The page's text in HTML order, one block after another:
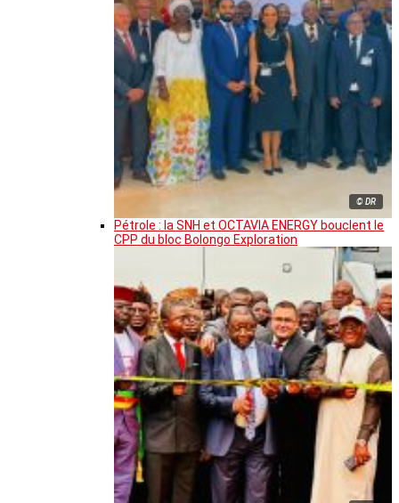
© DR
Pétrole : la SNH et OCTAVIA ENERGY bouclent le
CPP du bloc Bolongo Exploration